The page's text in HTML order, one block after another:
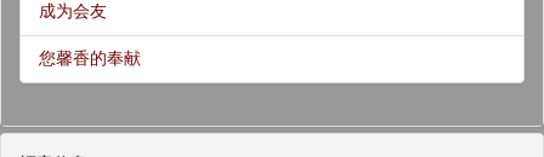
成为会友
您馨香的奉献